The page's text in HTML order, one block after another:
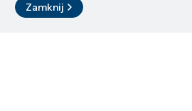
Kontakt
Zamknij